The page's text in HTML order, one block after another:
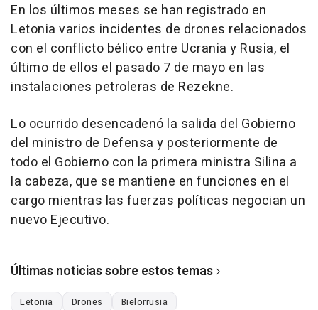
En los últimos meses se han registrado en
Letonia varios incidentes de drones relacionados
con el conflicto bélico entre Ucrania y Rusia, el
último de ellos el pasado 7 de mayo en las
instalaciones petroleras de Rezekne.
Lo ocurrido desencadenó la salida del Gobierno
del ministro de Defensa y posteriormente de
todo el Gobierno con la primera ministra Silina a
la cabeza, que se mantiene en funciones en el
cargo mientras las fuerzas políticas negocian un
nuevo Ejecutivo.
Últimas noticias sobre estos temas
Letonia Drones Bielorrusia